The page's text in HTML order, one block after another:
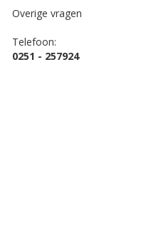
Overige vragen
Telefoon:
0251 - 257924